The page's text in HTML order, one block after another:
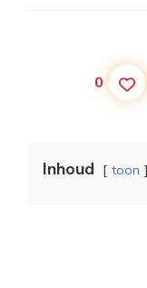
0
Inhoud toon